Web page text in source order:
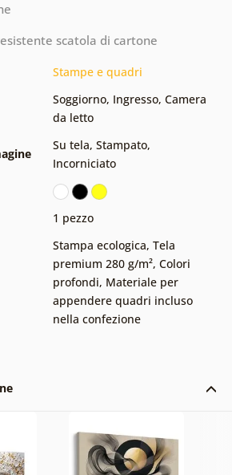
scatola di cartone
Stampe e quadri
Soggiorno, Ingresso, Camera
da letto
Su tela, Stampato,
Incorniciato
1 pezzo
Stampa ecologica, Tela
premium 280 g/m², Colori
profondi, Materiale per
appendere quadri incluso
nella confezione